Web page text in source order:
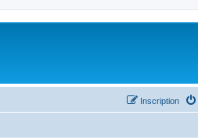
Inscription